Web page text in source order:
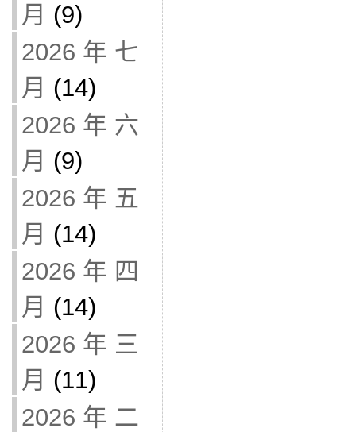
月 (9)
2026 年 七
月 (14)
2026 年 六
月 (9)
2026 年 五
月 (14)
2026 年 四
月 (14)
2026 年 三
月 (11)
2026 年 二